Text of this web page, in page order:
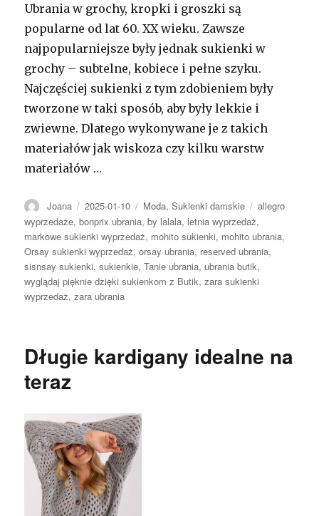
Ubrania w grochy, kropki i groszki są
popularne od lat 60. XX wieku. Zawsze
najpopularniejsze były jednak sukienki w
grochy – subtelne, kobiece i pełne szyku.
Najczęściej sukienki z tym zdobieniem były
tworzone w taki sposób, aby były lekkie i
zwiewne. Dlatego wykonywane je z takich
materiałów jak wiskoza czy kilku warstw
materiałów …
Autor
Joana Opublikowano
2025-01-10 Kategorie
Moda,Sukienki damskie Tagi
allegro
wyprzedaże,bonprix ubrania,by lalala, letnia wyprzedaż,
markowe sukienki wyprzedaż, mohito sukienki, mohito ubrania,
Orsay sukienki wyprzedaż,orsay ubrania, reserved ubrania,
sisnsay sukienki,sukienkie,Tanie ubrania, ubrania butik,
wyglądaj pięknie dzięki sukienkom z Butik,zara sukienki
wyprzedaż,zara ubrania
Długie kardigany idealne na
teraz